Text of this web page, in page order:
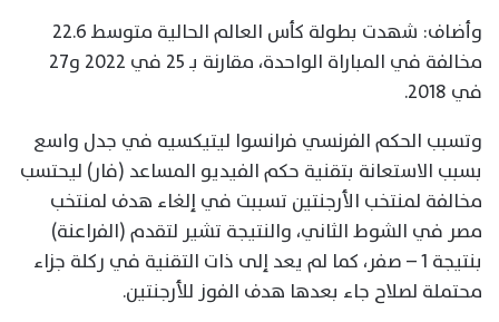
وأضاف: شهدت بطولة كأس العالم الحالية متوسط 22.6
مخالفة في المباراة الواحدة، مقارنة بـ 25 في 2022 و27
في 2018.
وتسبب الحكم الفرنسي فرانسوا ليتيكسيه في جدل واسع
بسبب الاستعانة بتقنية حكم الفيديو المساعد (فار) ليحتسب
مخالفة لمنتخب الأرجنتين تسببت في إلغاء هدف لمنتخب
مصر في الشوط الثاني، والنتيجة تشير لتقدم (الفراعنة)
بنتيجة 1 – صفر، كما لم يعد إلى ذات التقنية في ركلة جزاء
محتملة لصلاح جاء بعدها هدف الفوز للأرجنتين.